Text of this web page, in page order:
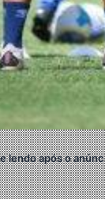
lendo após o